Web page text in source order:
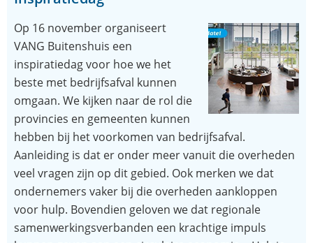
Op 16 november organiseert
VANG Buitenshuis een
inspiratiedag voor hoe we het
beste met bedrijfsafval kunnen
omgaan. We kijken naar de rol die
provincies en gemeenten kunnen
hebben bij het voorkomen van bedrijfsafval.
Aanleiding is dat er onder meer vanuit die overheden
veel vragen zijn op dit gebied. Ook merken we dat
ondernemers vaker bij die overheden aankloppen
voor hulp. Bovendien geloven we dat regionale
samenwerkingsverbanden een krachtige impuls